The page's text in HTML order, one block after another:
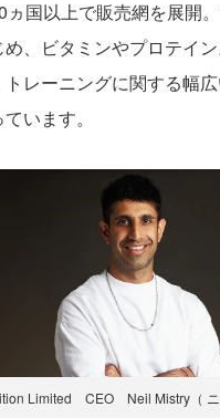
ヵ国以上で販売網を展開
め、ビタミンやプロテイ
レーニングに関する幅
います。
Limited CEO Neil Mistry（ ニ